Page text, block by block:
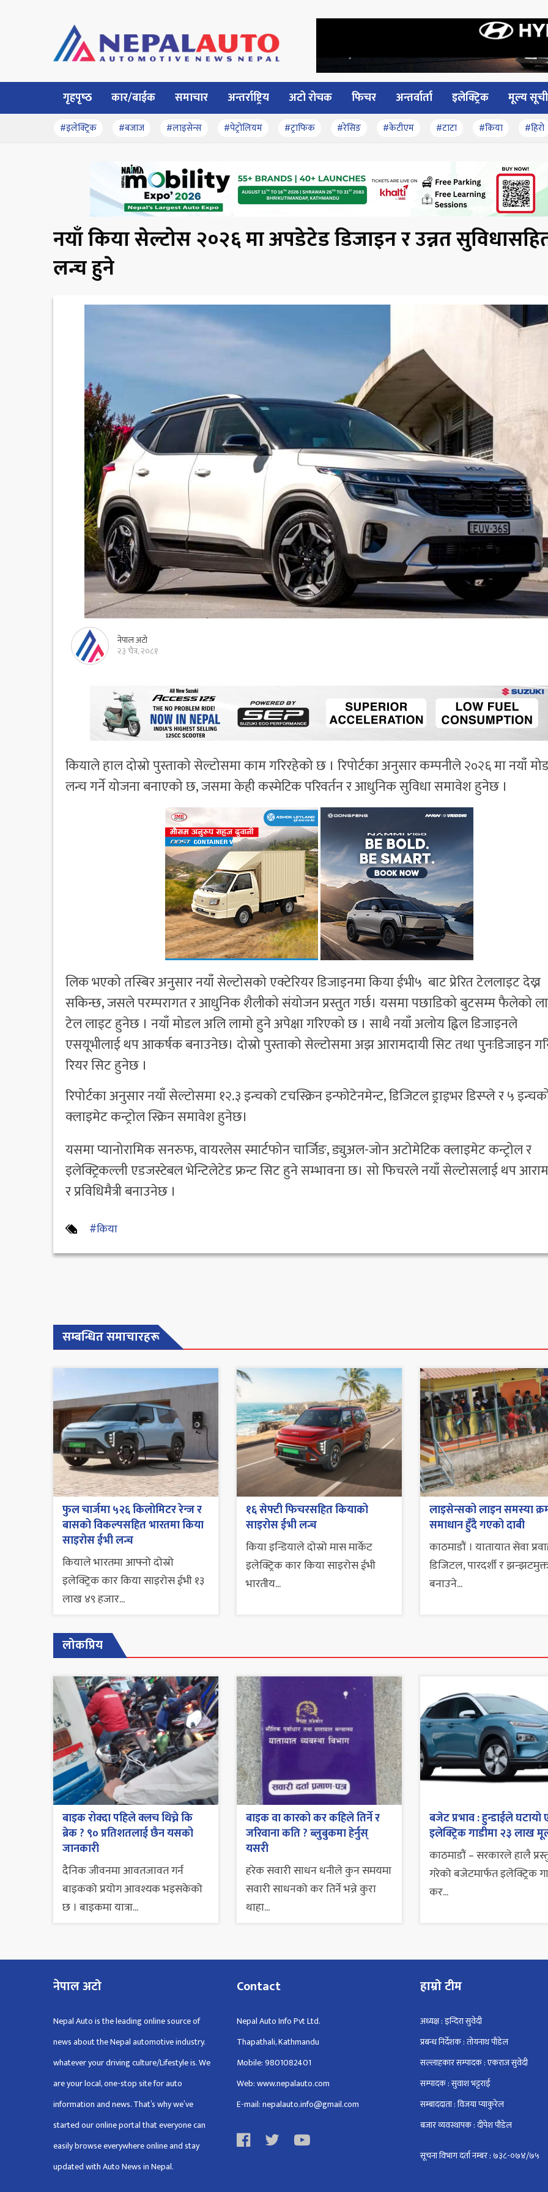
गृहपृष्‍ठ कार/बाईक समाचार अन्तर्राष्ट्रिय अटो रोचक फिचर अन्तर्वार्ता इलेक्ट्रिक मूल्य सूची
#इलेक्ट्रिक #बजाज #लाइसेन्स #पेट्रोलियम #ट्राफिक #रेसिङ #केटीएम #टाटा #किया #हिरो
नयाँ किया सेल्टोस २०२६ मा अपडेटेड डिजाइन र उन्नत
लन्च हुने
नेपाल अटो
२३ चैत्र, २०८१
कियाले हाल दोस्रो पुस्ताको सेल्टोसमा काम गरिरहेको छ । रिपोर्टका अनुसार कम्पनीले २०२६ मा नयाँ
लन्च गर्ने योजना बनाएको छ, जसमा केही कस्मेटिक परिवर्तन र आधुनिक सुविधा समावेश हुनेछ ।
​लिक भएको तस्बिर अनुसार नयाँ सेल्टोसको एक्टेरियर डिजाइनमा किया ईभी५ बाट प्रेरित टेललाइट देख्न
सकिन्छ, जसले परम्परागत र आधुनिक शैलीको संयोजन प्रस्तुत गर्छ। यसमा पछाडिको बुटसम्म फैलेको
टेल लाइट हुनेछ । नयाँ मोडल अलि लामो हुने अपेक्षा गरिएको छ । साथै नयाँ अलोय ह्विल डिजाइनले
एसयूभीलाई थप आकर्षक बनाउनेछ। दोस्रो पुस्ताको सेल्टोसमा अझ आरामदायी सिट तथा पुनःडिजाइन
रियर सिट हुनेछ ।
रिपोर्टका अनुसार नयाँ सेल्टोसमा १२.३ इन्चको टचस्क्रिन इन्फोटेनमेन्ट, डिजिटल ड्राइभर डिस्प्ले र ५
क्लाइमेट कन्ट्रोल स्क्रिन समावेश हुनेछ।
यसमा प्यानोरामिक सनरुफ, वायरलेस स्मार्टफोन चार्जिङ, ड्युअल-जोन अटोमेटिक क्लाइमेट कन्ट्रोल र
इलेक्ट्रिकल्ली एडजस्टेबल भेन्टिलेटेड फ्रन्ट सिट हुने सम्भावना छ। सो फिचरले नयाँ सेल्टोसलाई थप
र प्रविधिमैत्री बनाउनेछ ।
#किया
सम्बन्धित समाचारहरू
फुल चार्जमा ५२६ किलोमिटर रेन्ज र
बासको विकल्पसहित भारतमा किया
साइरोस ईभी लन्च
कियाले भारतमा आफ्नो दोस्रो
इलेक्ट्रिक कार किया साइरोस ईभी १३
लाख ४९ हजार...
१६ सेफ्टी फिचरसहित कियाको
साइरोस ईभी लन्च
किया इन्डियाले दोस्रो मास मार्केट
इलेक्ट्रिक कार किया साइरोस ईभी
भारतीय...
लाइसेन्सको लाइन समस्या
समाधान हुँदै गएको दाबी
काठमाडौं । यातायात सेवा
डिजिटल, पारदर्शी र
बनाउने...
लोकप्रिय
बाइक रोक्दा पहिले क्लच थिच्ने कि
ब्रेक ? ९० प्रतिशतलाई छैन यसको
जानकारी
दैनिक जीवनमा आवतजावत गर्न
बाइकको प्रयोग आवश्यक भइसकेको
छ । बाइकमा यात्रा...
बाइक वा कारको कर कहिले तिर्ने र
जरिवाना कति ? ब्लुबुकमा हेर्नुस्
यसरी
हरेक सवारी साधन धनीले कुन समयमा
सवारी साधनको कर तिर्ने भन्ने कुरा
थाहा...
बजेट प्रभाव : हुन्डाईले घटायो
इलेक्ट्रिक गाडीमा २३ लाख
काठमाडौं – सरकारले हालै
गरेको बजेटमार्फत इलेक्ट्रिक
कर...
नेपाल अटो
Nepal Auto is the leading online source of
news about the Nepal automotive industry.
whatever your driving culture/Lifestyle is. We
are your local, one-stop site for auto
information and news. That’s why we’ve
started our online portal that everyone can
easily browse everywhere online and stay
updated with Auto News in Nepal.
Contact
Nepal Auto Info Pvt Ltd.
Thapathali, Kathmandu
Mobile: 9801082401
Web: www.nepalauto.com
E-mail: nepalauto.info@gmail.com
हाम्रो टीम
अध्यक्ष : इन्दिरा सुवेदी
प्रबन्ध निर्देशक : तोयनाथ पौडेल
सल्लाहकार सम्पादक : एकराज सुवेदी
सम्पादक : सुवाश भट्टराई
सम्बाददाता : विजया प्याकुरेल
बजार व्यवस्थापक : दीपेश पौडेल
सूचना विभाग दर्ता नम्बर : ७३८-०७४/७५